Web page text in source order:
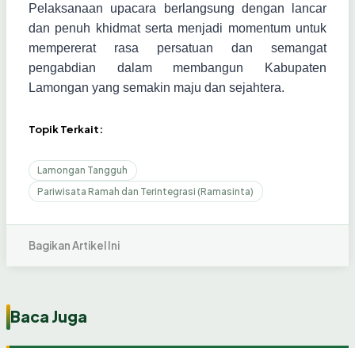
Pelaksanaan upacara berlangsung dengan lancar
dan penuh khidmat serta menjadi momentum untuk
mempererat rasa persatuan dan semangat
pengabdian dalam membangun Kabupaten
Lamongan yang semakin maju dan sejahtera.
Topik Terkait:
Lamongan Tangguh
Pariwisata Ramah dan Terintegrasi (Ramasinta)
Bagikan Artikel Ini
Baca Juga